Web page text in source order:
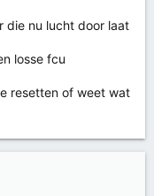
die nu lucht door laat
losse fcu
resetten of weet wat